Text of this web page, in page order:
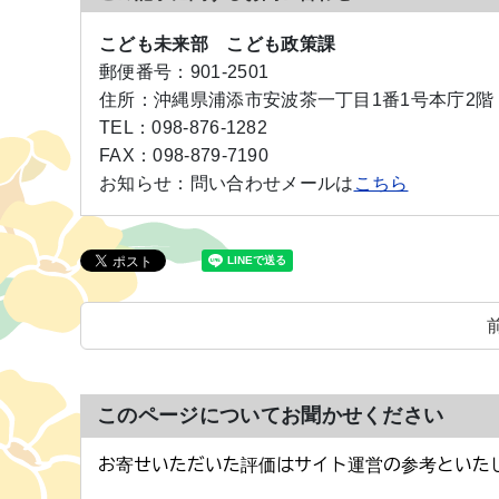
こども未来部 こども政策課
郵便番号： 901-2501
住所： 沖縄県浦添市安波茶一丁目1番1号本庁2階
TEL：098-876-1282
FAX：098-879-7190
お知らせ： 問い合わせメールは こちら
このページについてお聞かせください